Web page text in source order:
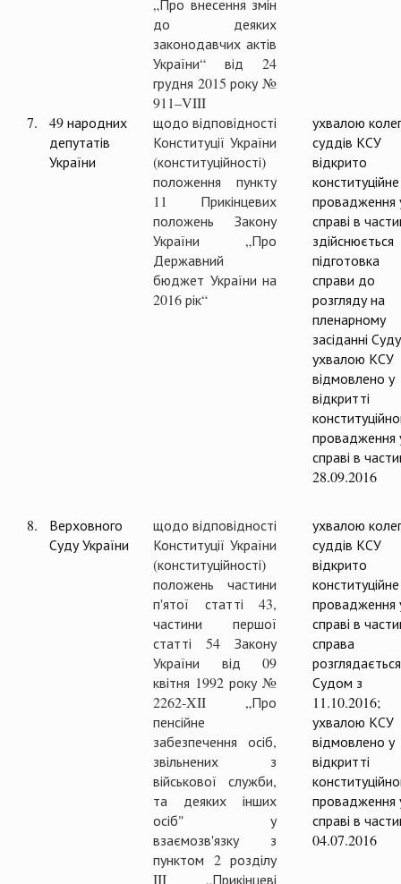
до деяких
законодавчих актів
України“ від 24
грудня 2015 року №
911–VIII
7.
49 народних
депутатів
України
щодо відповідності
Конституції України
(конституційності)
положення пункту
11 Прикінцевих
положень Закону
України „Про
Державний
бюджет України на
2016 рік“
ухвалою
суддів КСУ
відкрито
конституційне
провадження
справі в
здійснюється
підготовка
справи до
розгляду на
пленарному
засіданні
ухвалою КСУ
відмовлено у
відкритті
провадження
справі в
28.09.2016
8.
Верховного
Суду України
щодо відповідності
Конституції України
(конституційності)
положень частини
п'ятої статті 43,
частини першої
статті 54 Закону
України від 09
квітня 1992 року №
2262-XII „Про
пенсійне
забезпечення осіб,
звільнених з
військової служби,
та деяких інших
осіб" у
взаємозв'язку з
пунктом 2 розділу
III „Прикінцеві
ухвалою
суддів КСУ
відкрито
конституційне
провадження
справі в
справа
розглядається
Судом з
11.10.2016;
ухвалою КСУ
відмовлено у
відкритті
провадження
справі в
04.07.2016